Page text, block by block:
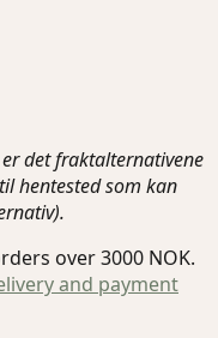
det fraktalternativene
hentested som kan
over 3000 NOK.
and payment